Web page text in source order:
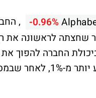
-0.96%
החברה להפוך